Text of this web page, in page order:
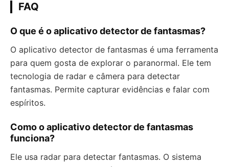
FAQ
O que é o aplicativo detector de fantasmas?
O aplicativo detector de fantasmas é uma ferramenta
para quem gosta de explorar o paranormal. Ele tem
tecnologia de radar e câmera para detectar
fantasmas. Permite capturar evidências e falar com
espíritos.
Como o aplicativo detector de fantasmas
funciona?
Ele usa radar para detectar fantasmas. O sistema